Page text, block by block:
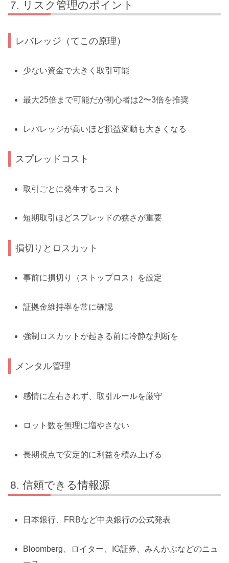
リスク管理のポイント
レバレッジ（てこの原理）
少ない資金で大きく取引可能
最大25倍まで可能だが初心者は2〜3倍を推奨
レバレッジが高いほど損益変動も大きくなる
スプレッドコスト
取引ごとに発生するコスト
短期取引ほどスプレッドの狭さが重要
損切りとロスカット
事前に損切り（ストップロス）を設定
証拠金維持率を常に確認
強制ロスカットが起きる前に冷静な判断を
メンタル管理
感情に左右されず、取引ルールを厳守
ロット数を無理に増やさない
長期視点で安定的に利益を積み上げる
信頼できる情報源
日本銀行、FRBなど中央銀行の公式発表
Bloomberg、ロイター、IG証券、みんかぶなどのニュ